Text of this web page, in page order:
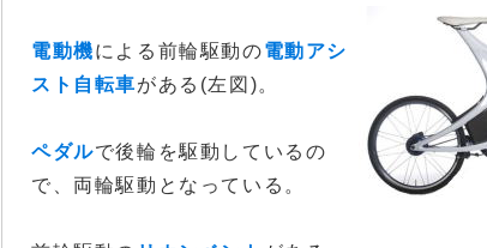
電動機による前輪駆動の電動アシ
スト自転車がある(左図)。
ペダルで後輪を駆動しているの
で、両輪駆動となっている。